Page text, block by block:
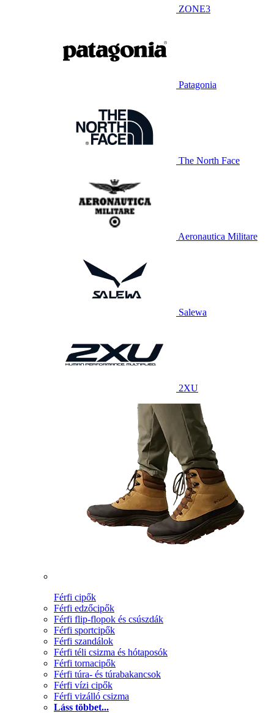
ZONE3
Patagonia
The North Face
Aeronautica Militare
Salewa
2XU
Férfi cipők
Férfi edzőcipők
Férfi flip-flopok és csúszdák
Férfi sportcipők
Férfi szandálok
Férfi téli csizma és hótaposók
Férfi tornacipők
Férfi túra- és túrabakancsok
Férfi vízi cipők
Férfi vizálló csizma
Láss többet...